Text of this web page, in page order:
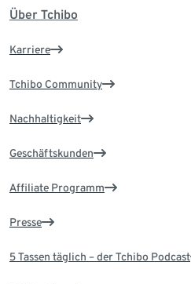
Über Tchibo
Karriere
Tchibo Community
Nachhaltigkeit
Geschäftskunden
Affiliate Programm
Presse
5 Tassen täglich – der Tchibo Podcast